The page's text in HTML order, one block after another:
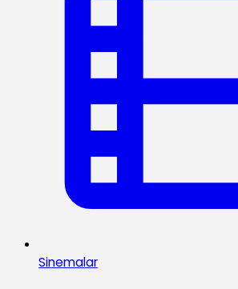
Sinemalar